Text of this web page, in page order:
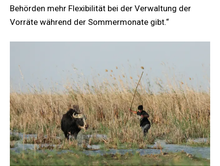
Behörden mehr Flexibilität bei der Verwaltung der
Vorräte während der Sommermonate gibt.“